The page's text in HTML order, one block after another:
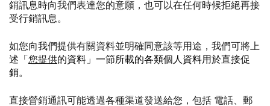
銷訊息時向我們表達您的意願，也可以在任何時候拒絕再接
受行銷訊息。
如您向我們提供有關資料並明確同意該等用途，我們可將上
述 「 您提供的資料」一節所載的各類個人資料用於直接促
銷。
直接營銷通訊可能透過各種渠道發送給您，包括 電話、郵